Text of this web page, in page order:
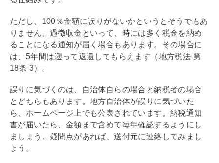
ただし、100％金額に誤りがないかというとそうでもあ
りません。過徴収金といって、時には多く税金を納め
ることになる通知が届く場合もあります。その場合に
は、5年間は遡って返還してもらえます（地方税法 第
18条 3）。
誤りに気づくのは、自治体自らの場合と納税者の場合
とどちらもあります。地方自治体が誤りに気づいた
ら、ホームページ上でも公表されています。納税通知
書が届いたら、金額まで含めて毎年確認するようにし
ましょう。疑問点があれば、送付元に連絡してみまし
ょう。